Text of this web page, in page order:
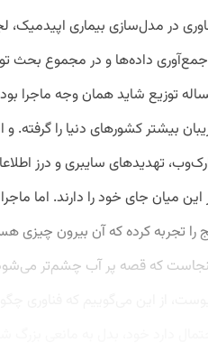
در مدل‌سازی بیماری
داده‌ها و در مجموع بحث
توزیع شاید همان وجه ماجرا
بیشتر کشورهای دنیا را
تهدیدهای سایبری و درز
این میان جای خود را دارند. اما
را تجربه کرده که آن بیرون